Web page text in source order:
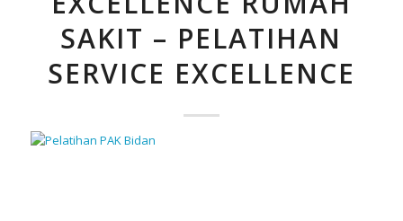
SAKIT – PELATIHAN
SERVICE EXCELLENCE